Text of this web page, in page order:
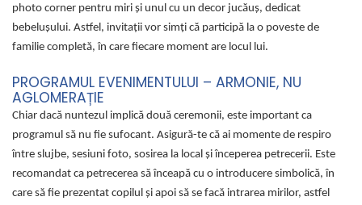
photo corner pentru miri și unul cu un decor jucăuș, dedicat
bebelușului. Astfel, invitații vor simți că participă la o poveste de
familie completă, în care fiecare moment are locul lui.
PROGRAMUL EVENIMENTULUI – ARMONIE, NU
AGLOMERAȚIE
Chiar dacă nuntezul implică două ceremonii, este important ca
programul să nu fie sufocant. Asigură-te că ai momente de respiro
între slujbe, sesiuni foto, sosirea la local și începerea petrecerii. Este
recomandat ca petrecerea să înceapă cu o introducere simbolică, în
care să fie prezentat copilul și apoi să se facă intrarea mirilor, astfel